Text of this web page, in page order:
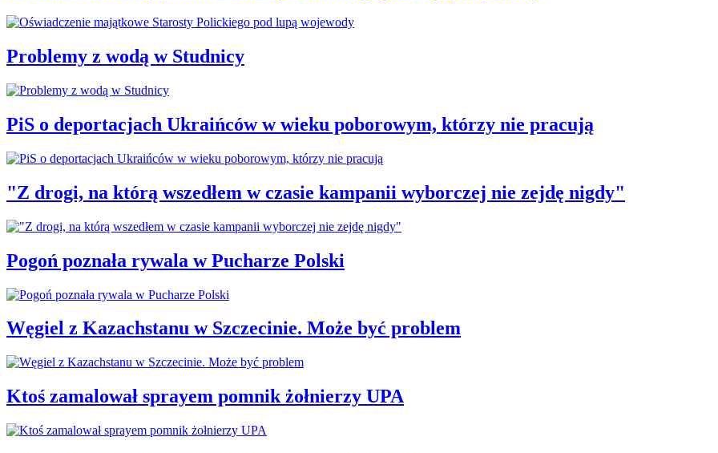
Problemy z wodą w Studnicy
PiS o deportacjach Ukraińców w wieku poborowym, którzy nie pracują
"Z drogi, na którą wszedłem w czasie kampanii wyborczej nie zejdę nigdy"
Pogoń poznała rywala w Pucharze Polski
Węgiel z Kazachstanu w Szczecinie. Może być problem
Ktoś zamalował sprayem pomnik żołnierzy UPA